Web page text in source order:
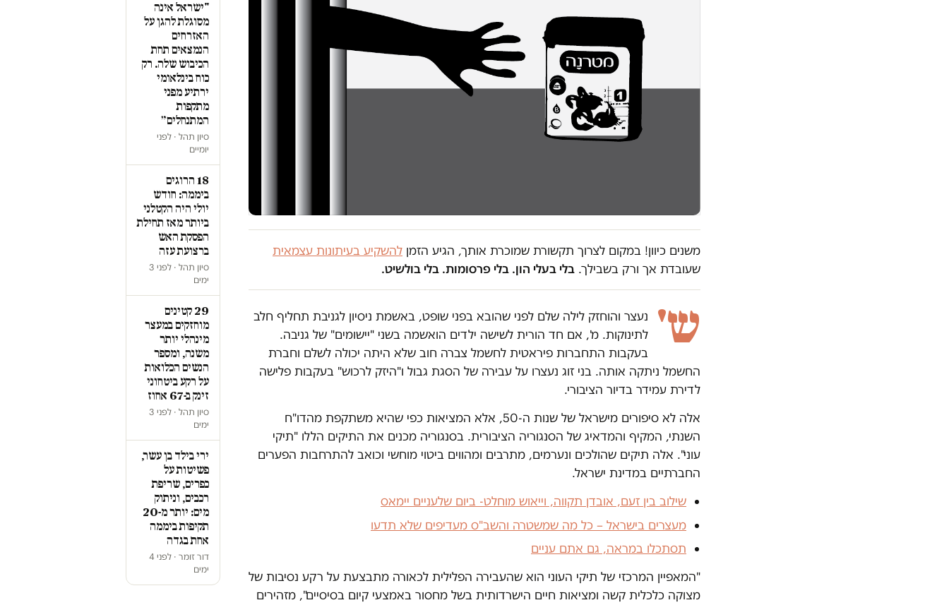
משנים כיוון! במקום לצרוך תקשורת שמוכרת אותך, הגיע הזמן להשקיע בעיתונות עצמאית
שעובדת אך ורק בשבילך. בלי בעלי הון. בלי פרסומות. בלי בולשיט.
ש'
נעצר והוחזק לילה שלם לפני שהובא בפני שופט, באשמת ניסיון לגניבת תחליף חלב
לתינוקות. מ', אם חד הורית לשישה ילדים הואשמה בשני "יישומים" של גניבה.
בעקבות התחברות פיראטית לחשמל צברה חוב שלא היתה יכולה לשלם וחברת
החשמל ניתקה אותה. בני זוג נעצרו על עבירה של הסגת גבול ו"היזק לרכוש" בעקבות פלישה
לדירת עמידר בדיור הציבורי.
אלה לא סיפורים מישראל של שנות ה-50, אלא המציאות כפי שהיא משתקפת מהדו"ח
השנתי, המקיף והמדאיג של הסנגוריה הציבורית. בסנגוריה מכנים את התיקים הללו "תיקי
עוני". אלה תיקים שהולכים ונערמים, מתרבים ומהווים ביטוי מוחשי וכואב להתרחבות הפערים
החברתיים במדינת ישראל.
שילוב בין זעם, אובדן תקווה, וייאוש מוחלט- ביום שלעניים יימאס
מעצרים בישראל – כל מה שמשטרה והשב"ס מעדיפים שלא תדעו
תסתכלו במראה, גם אתם עניים
"המאפיין המרכזי של תיקי העוני הוא שהעבירה הפלילית לכאורה מתבצעת על רקע נסיבות של
מצוקה כלכלית קשה ומציאות חיים הישרדותית בשל מחסור באמצעי קיום בסיסיים", מזהירים
"ישראל אינה
מסוגלת להגן על
האזרחים
הנמצאים תחת
הכיבוש שלה. רק
כוח בינלאומי
ירתיע מפני
מתקפות
המתנחלים״
סיון תהל · לפני
יומיים
18 הרוגים
ביממה: חודש
יולי היה הקטלני
ביותר מאז תחילת
הפסקת האש
ברצועת עזה
סיון תהל · לפני 3
ימים
29 קטינים
מוחזקים במעצר
מינהלי יותר
משנה, ומספר
הנשים הכלואות
על רקע ביטחוני
זינק ב-67 אחוז
סיון תהל · לפני 3
ימים
ירי בילד בן עשר,
פשיטות על
כפרים, שריפת
רכבים, וניתוק
מים: יותר מ-20
תקיפות ביממה
אחת בגדה
דור זומר · לפני 4
ימים